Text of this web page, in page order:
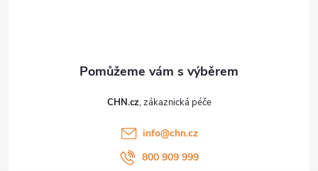
CHN.cz
info@chn.cz
800 909 999